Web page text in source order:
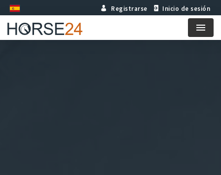
Registrarse Inicio de sesión
Menu